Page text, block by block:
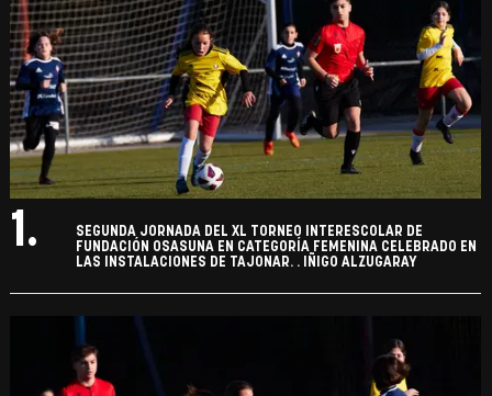
1.
SEGUNDA JORNADA DEL XL TORNEO INTERESCOLAR DE
FUNDACIÓN OSASUNA EN CATEGORÍA FEMENINA CELEBRADO EN
LAS INSTALACIONES DE TAJONAR. . IÑIGO ALZUGARAY